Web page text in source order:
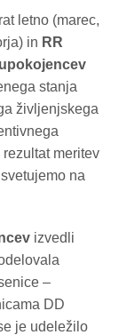
letno (marec,
in RR
stanja
življenjskega
meritev
na
izvedli
–
DD
je udeležilo